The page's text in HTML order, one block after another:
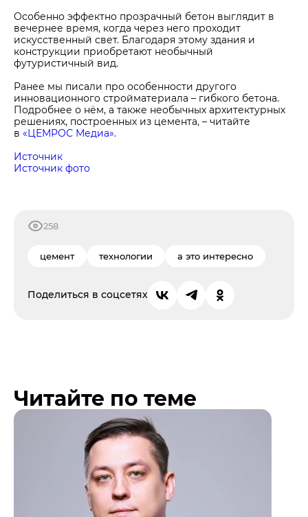
Особенно эффектно прозрачный бетон выглядит в
вечернее время, когда через него проходит
искусственный свет. Благодаря этому здания и
конструкции приобретают необычный
футуристичный вид.
Ранее мы писали про особенности другого
инновационного стройматериала – гибкого бетона.
Подробнее о нём, а также необычных архитектурных
решениях, построенных из цемента, – читайте
в «ЦЕМРОС Медиа».
Источник
Источник фото
258
цемент технологии а это интересно
Поделиться в соцсетях
Читайте по теме